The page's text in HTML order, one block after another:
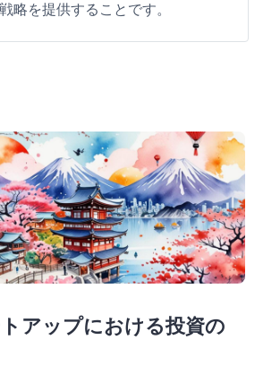
略を提供することです。
アップにおける投資の